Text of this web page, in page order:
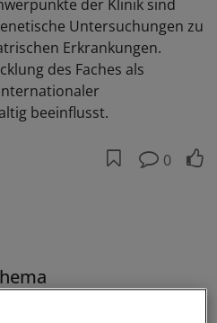
der Klinik sind
Untersuchungen zu
Erkrankungen.
des Faches als
beeinflusst.
0